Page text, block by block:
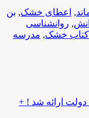
, اعطای خشک, بن
, روانشناسی
کتاب خشک, مدرسه